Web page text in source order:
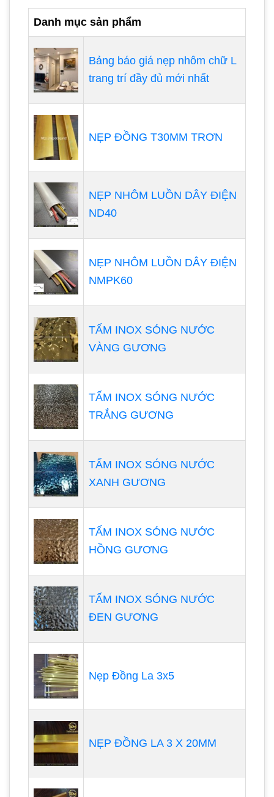
Danh mục sản phẩm
Bảng báo giá nẹp nhôm chữ L
trang trí đầy đủ mới nhất
NẸP ĐỒNG T30MM TRƠN
NẸP NHÔM LUỒN DÂY ĐIỆN
ND40
NẸP NHÔM LUỒN DÂY ĐIỆN
NMPK60
TẤM INOX SÓNG NƯỚC
VÀNG GƯƠNG
TẤM INOX SÓNG NƯỚC
TRẮNG GƯƠNG
TẤM INOX SÓNG NƯỚC
XANH GƯƠNG
TẤM INOX SÓNG NƯỚC
HỒNG GƯƠNG
TẤM INOX SÓNG NƯỚC
ĐEN GƯƠNG
Nẹp Đồng La 3x5
NẸP ĐỒNG LA 3 X 20MM